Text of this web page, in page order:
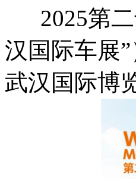
2025第二
汉国际车展
武汉国际博